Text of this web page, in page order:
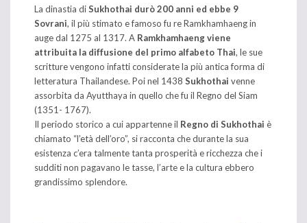
La dinastia diSukhothai durò 200 anni ed ebbe 9
Sovrani, il più stimato e famoso fu re Ramkhamhaeng in
auge dal 1275 al 1317. A Ramkhamhaeng viene
attribuita la diffusione del primo alfabeto Thai, le sue
scritture vengono infatti considerate la più antica forma di
letteratura Thailandese. Poi nel 1438 Sukhothai venne
assorbita da Ayutthaya in quello che fu il Regno del Siam
(1351- 1767).
Il periodo storico a cui appartenne il Regno di Sukhothai è
chiamato “l’età dell’oro”, si racconta che durante la sua
esistenza c’era talmente tanta prosperità e ricchezza che i
sudditi non pagavano le tasse, l’arte e la cultura ebbero
grandissimo splendore.